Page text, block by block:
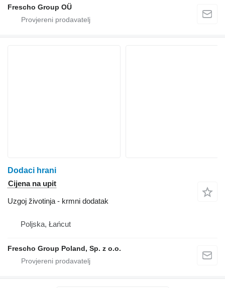
Frescho Group OÜ
Dodaci hrani
Cijena na upit
Uzgoj životinja - krmni dodatak
Poljska, Łańcut
Frescho Group Poland, Sp. z o.o.